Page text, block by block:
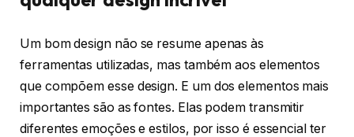
Um bom design não se resume apenas às
ferramentas utilizadas, mas também aos elementos
que compõem esse design. E um dos elementos mais
importantes são as fontes. Elas podem transmitir
diferentes emoções e estilos, por isso é essencial ter